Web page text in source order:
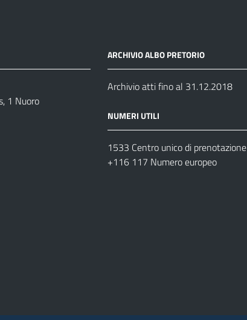
1 Nuoro
ARCHIVIO ALBO PRETORIO
Archivio atti fino al 31.12.2018
NUMERI UTILI
1533 Centro unico di prenotazione
+116 117 Numero europeo